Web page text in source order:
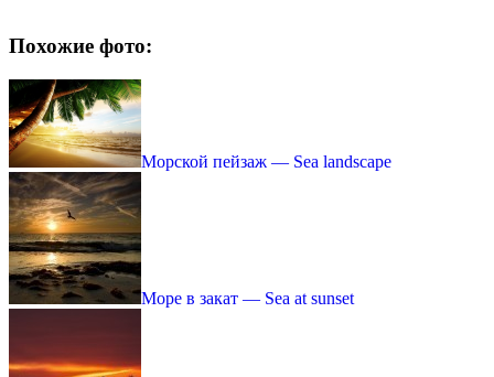
Похожие фото:
Морской пейзаж — Sea landscape
Море в закат — Sea at sunset